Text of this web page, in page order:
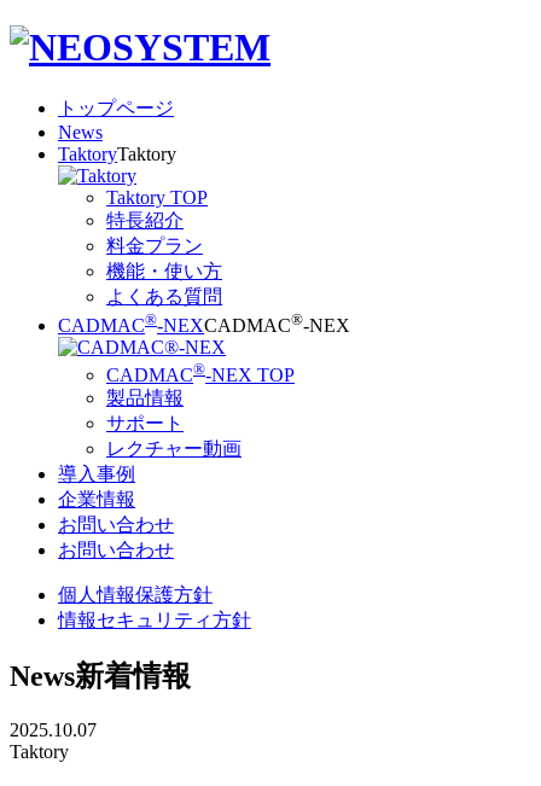
トップページ
News
TaktoryTaktory
Taktory TOP
特長紹介
料金プラン
機能・使い方
よくある質問
CADMAC®-NEXCADMAC®-NEX
CADMAC®-NEX TOP
製品情報
サポート
レクチャー動画
導入事例
企業情報
お問い合わせ
お問い合わせ
個人情報保護方針
情報セキュリティ方針
News新着情報
2025.10.07
Taktory